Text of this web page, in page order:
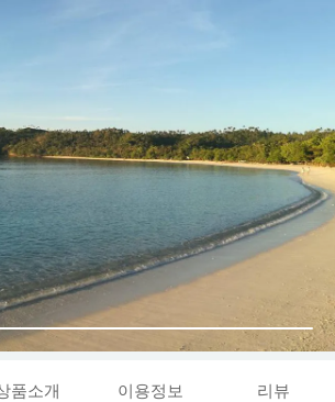
품소개 이용정보 리뷰